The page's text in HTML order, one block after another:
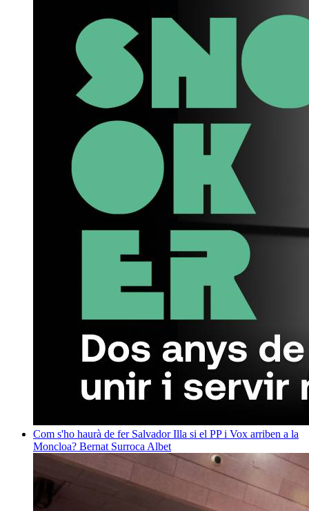
Com s'ho haurà de fer Salvador Illa si el PP i Vox arriben a la
Moncloa? Bernat Surroca Albet